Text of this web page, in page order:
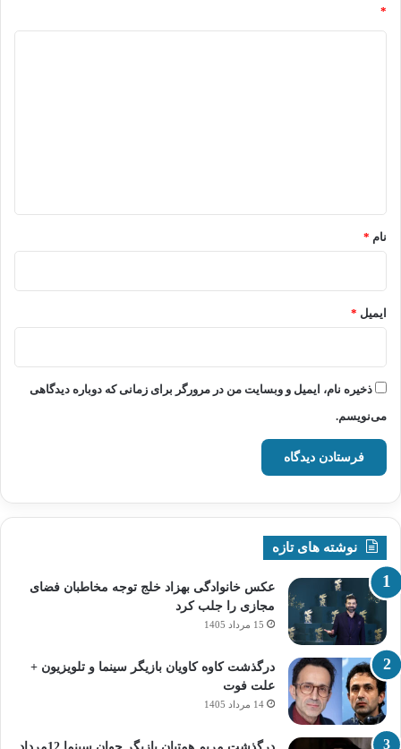
*
نام *
ایمیل *
ذخیره نام، ایمیل و وبسایت من در مرورگر برای زمانی که دوباره دیدگاهی
می‌نویسم.
نوشته های تازه
عکس خانوادگی بهزاد خلج توجه مخاطبان فضای
مجازی را جلب کرد
15 مرداد 1405
درگذشت کاوه کاویان بازیگر سینما و تلویزیون +
علت فوت
14 مرداد 1405